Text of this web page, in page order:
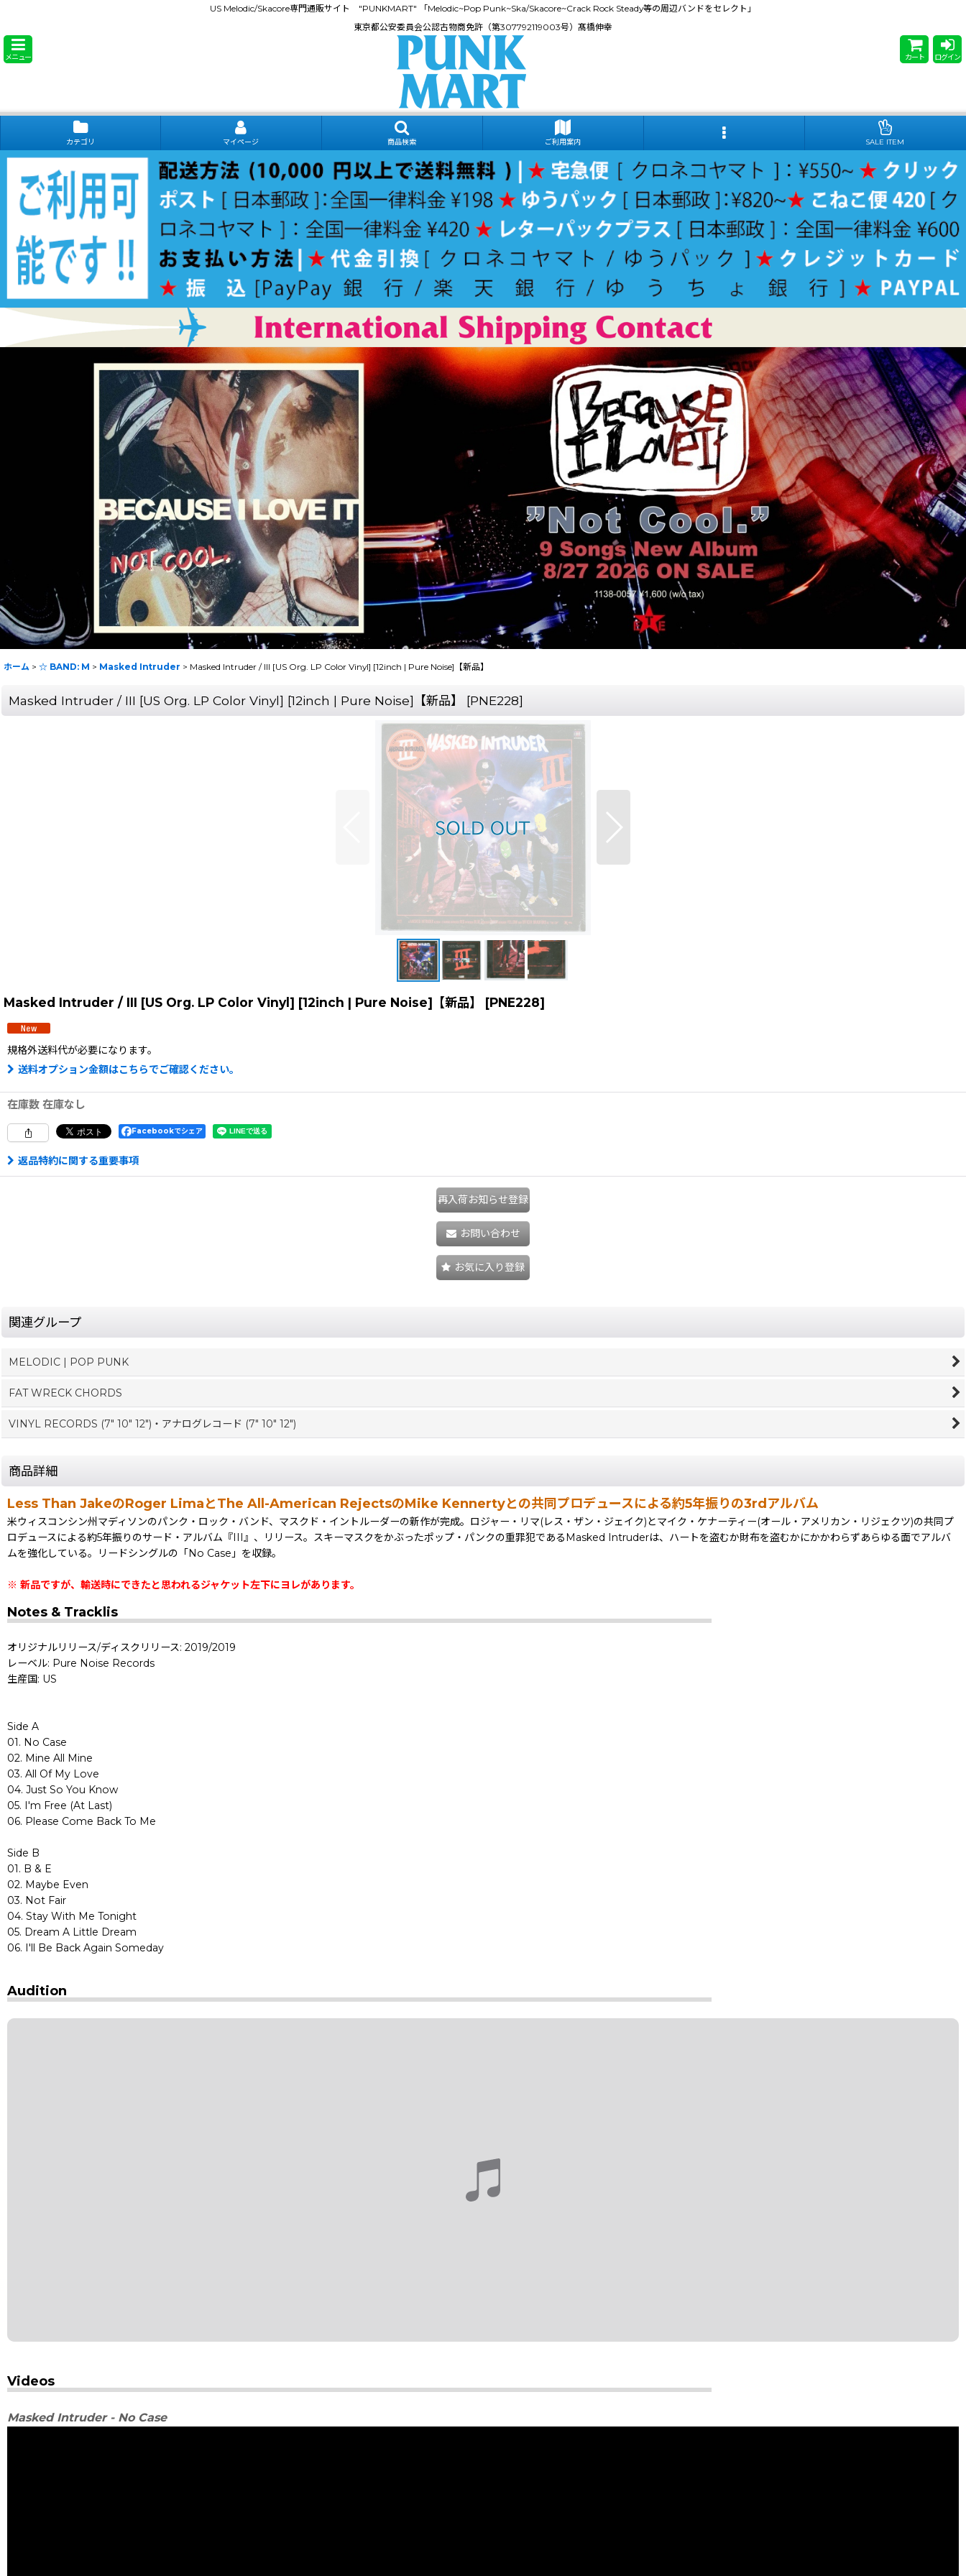
US Melodic/Skacore専門通販サイト "PUNKMART" 「Melodic~Pop Punk~Ska/Skacore~Crack Rock Steady等の周辺バンドをセレクト」
東京都公安委員会公認古物商免許（第307792119003号）髙橋伸幸
メニュー カート ログイン
カテゴリ マイページ 商品検索 ご利用案内 SALE ITEM
ホーム > ☆ BAND: M > Masked Intruder > Masked Intruder / III [US Org. LP Color Vinyl] [12inch | Pure Noise]【新品】
Masked Intruder / III [US Org. LP Color Vinyl] [12inch | Pure Noise]【新品】 [PNE228]
Masked Intruder / III [US Org. LP Color Vinyl] [12inch | Pure Noise]【新品】 [PNE228]
規格外送料代が必要になります。
送料オプション金額はこちらでご確認ください。
在庫数 在庫なし
Facebookでシェア
返品特約に関する重要事項
再入荷お知らせ登録
お問い合わせ
お気に入り登録
関連グループ
MELODIC | POP PUNK
FAT WRECK CHORDS
VINYL RECORDS (7" 10" 12")・アナログレコード (7" 10" 12")
商品詳細
Less Than JakeのRoger LimaとThe All-American RejectsのMike Kennertyとの共同プロデュースによる約5年振りの3rdアルバム
米ウィスコンシン州マディソンのパンク・ロック・バンド、マスクド・イントルーダーの新作が完成。ロジャー・リマ(レス・ザン・ジェイク)とマイク・ケナーティー(オール・アメリカン・リジェクツ)の共同プ
ロデュースによる約5年振りのサード・アルバム『III』、リリース。スキーマスクをかぶったポップ・パンクの重罪犯であるMasked Intruderは、ハートを盗むか財布を盗むかにかかわらずあらゆる面でアルバ
ムを強化している。リードシングルの「No Case」を収録。
※ 新品ですが、輸送時にできたと思われるジャケット左下にヨレがあります。
Notes & Tracklis
オリジナルリリース/ディスクリリース: 2019/2019
レーベル: Pure Noise Records
生産国: US
Side A
01. No Case
02. Mine All Mine
03. All Of My Love
04. Just So You Know
05. I'm Free (At Last)
06. Please Come Back To Me
Side B
01. B & E
02. Maybe Even
03. Not Fair
04. Stay With Me Tonight
05. Dream A Little Dream
06. I'll Be Back Again Someday
Audition
Videos
Masked Intruder - No Case